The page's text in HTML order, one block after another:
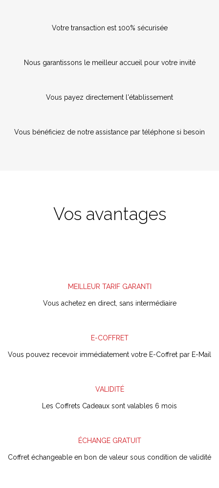
Votre transaction est 100% sécurisée
Nous garantissons le meilleur accueil pour votre invité
Vous payez directement l'établissement
Vous bénéficiez de notre assistance par téléphone si besoin
Vos avantages
MEILLEUR TARIF GARANTI
Vous achetez en direct, sans intermédiaire
E-COFFRET
Vous pouvez recevoir immédiatement votre E-Coffret par E-Mail
VALIDITÉ
Les Coffrets Cadeaux sont valables 6 mois
ÉCHANGE GRATUIT
Coffret échangeable en bon de valeur sous condition de validité